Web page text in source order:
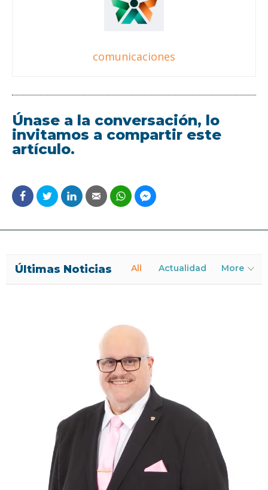
comunicaciones
Únase a la conversación, lo
invitamos a compartir este
artículo.
Últimas Noticias All Actualidad More